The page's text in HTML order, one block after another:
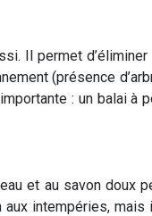
Il permet
(présence
: un balai
et au savon
intempéries,